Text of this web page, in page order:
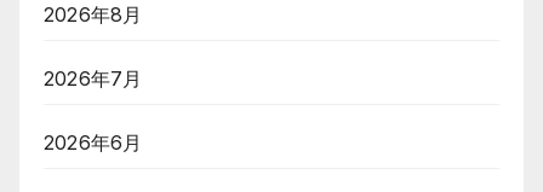
2026年8月
2026年7月
2026年6月